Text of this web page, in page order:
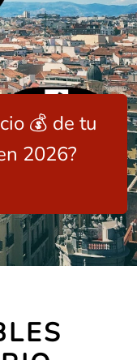
💰 de tu
2026?